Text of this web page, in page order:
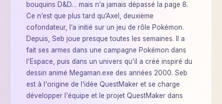
bouquins D&D… mais n’a jamais dépassé la page 8.
Ce n’est que plus tard qu’Axel, deuxième
cofondateur, l’a initié sur un jeu de rôle Pokémon.
Depuis, Seb joue presque toutes les semaines. Il a
fait ses armes dans une campagne Pokémon dans
l’Espace, puis dans un univers qu’il a créé inspiré du
dessin animé Megaman.exe des années 2000. Seb
est à l'origine de l'idée QuestMaker et se charge
développer l'équipe et le projet QuestMaker dans